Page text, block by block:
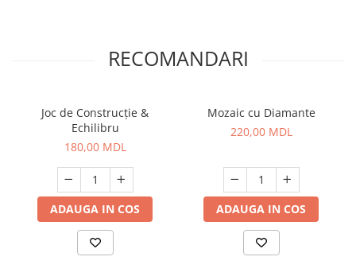
RECOMANDARI
Joc de Construcție &
Echilibru
180,00 MDL
ADAUGA IN COS
Mozaic cu Diamante
220,00 MDL
ADAUGA IN COS